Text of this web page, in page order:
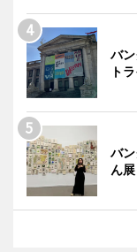
バ
ト
バ
ん